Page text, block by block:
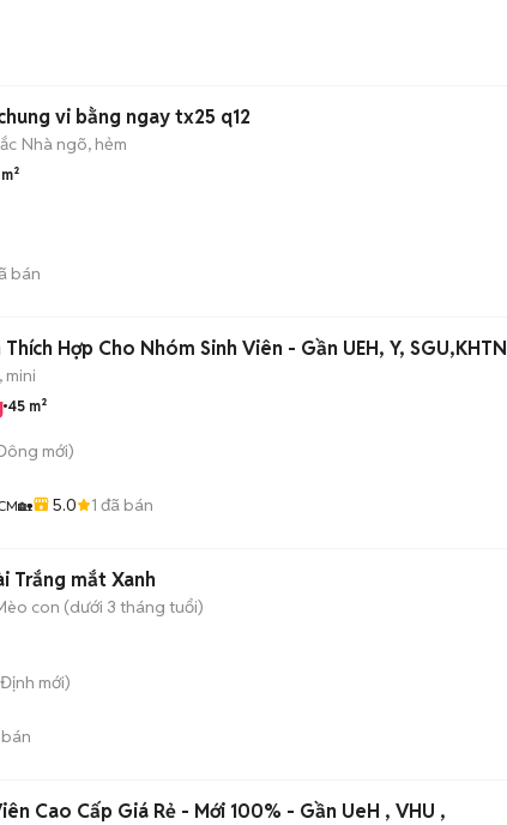
vi bằng ngay tx25 q12
Nhà ngõ, hẻm
bán
Hợp Cho Nhóm Sinh Viên - Gần UEH, Y, SGU,KHTN
mini
45 m²
mới)
5.0 1 đã bán
Trắng mắt Xanh
con (dưới 3 tháng tuổi)
Định mới)
Cao Cấp Giá Rẻ - Mới 100% - Gần UeH , VHU ,